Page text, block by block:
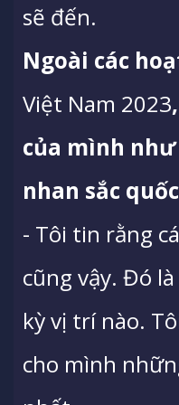
sẽ đến.
Ngoài các
Việt Nam 2023
của mình
nhan sắc
- Tôi tin rằng
cũng vậy. Đó
kỳ vị trí nào.
cho mình